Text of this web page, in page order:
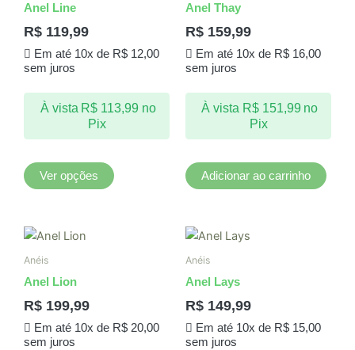
Anel Line
R$ 119,99
Em até 10x de R$12,00
sem juros
À vista R$ 113,99 no
Pix
Ver opções
As
podem
ser
página
Anel Thay
R$ 159,99
Em até 10x de R$16,00
sem juros
À vista R$151,99 no
Pix
Adicionar ao carrinho
Anéis
Anel Lion
R$ 199,99
Em até 10x de R$20,00
sem juros
Anéis
Anel Lays
R$ 149,99
Em até 10x de R$15,00
sem juros